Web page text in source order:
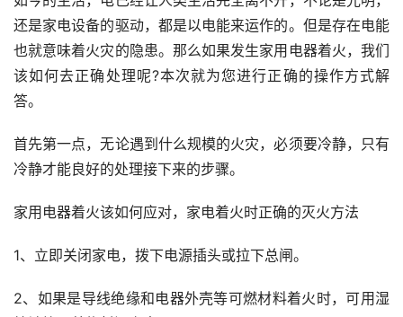
还是家电设备的驱动，都是以电能来运作的。但是存在电能
也就意味着火灾的隐患。那么如果发生家用电器着火，我们
该如何去正确处理呢?本次就为您进行正确的操作方式解
答。
首先第一点，无论遇到什么规模的火灾，必须要冷静，只有
冷静才能良好的处理接下来的步骤。
家用电器着火该如何应对，家电着火时正确的灭火方法
1、立即关闭家电，拨下电源插头或拉下总闸。
2、如果是导线绝缘和电器外壳等可燃材料着火时，可用湿